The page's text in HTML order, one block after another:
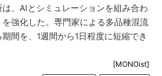
、AIとシミュレーションを組み合わ
強化した。専門家による多品種混流
間を、1週間から1日程度に短縮でき
[MONOist]